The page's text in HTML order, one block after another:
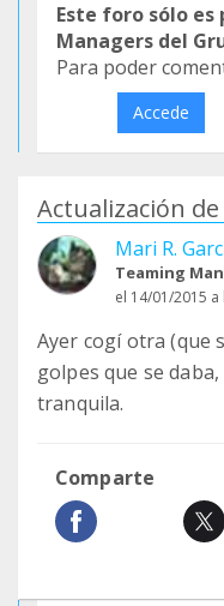
Este foro sólo
Managers del
Para poder
Accede
Actualización
Mari R.
Teaming
el 14/01/2015 a
Ayer cogí otra (que
golpes que se
tranquila.
Comparte